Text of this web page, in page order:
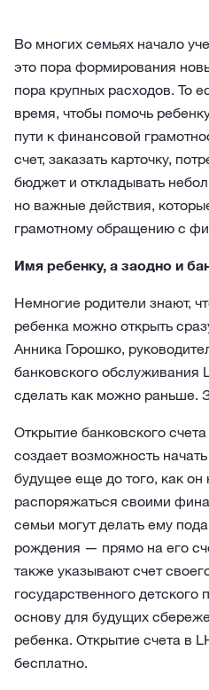
Во многих семьях начало
это пора формирования
пора крупных расходов. То
время, чтобы помочь
пути к финансовой
счет, заказать карточку,
бюджет и откладывать
но важные действия,
грамотному обращению с
Имя ребенку, а заодно и
Немногие родители знают,
ребенка можно открыть
Анника Горошко,
банковского обслуживания
сделать как можно раньше.
Открытие банковского
создает возможность
будущее еще до того, как он
распоряжаться своими
семьи могут делать ему
рождения — прямо на его
также указывают счет
государственного
основу для будущих
ребенка. Открытие счета в
бесплатно.